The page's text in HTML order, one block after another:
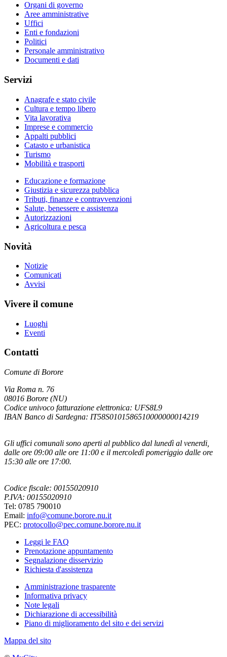
Organi di governo
Aree amministrative
Uffici
Enti e fondazioni
Politici
Personale amministrativo
Documenti e dati
Servizi
Anagrafe e stato civile
Cultura e tempo libero
Vita lavorativa
Imprese e commercio
Appalti pubblici
Catasto e urbanistica
Turismo
Mobilità e trasporti
Educazione e formazione
Giustizia e sicurezza pubblica
Tributi, finanze e contravvenzioni
Salute, benessere e assistenza
Autorizzazioni
Agricoltura e pesca
Novità
Notizie
Comunicati
Avvisi
Vivere il comune
Luoghi
Eventi
Contatti
Comune di Borore
Via Roma n. 76
08016 Borore (NU)
Codice univoco fatturazione elettronica: UFS8L9
IBAN Banco di Sardegna: IT58S0101586510000000014219
Gli uffici comunali sono aperti al pubblico dal lunedì al venerdi,
dalle ore 09:00 alle ore 11:00 e il mercoledì pomeriggio dalle ore
15:30 alle ore 17:00.
Codice fiscale: 00155020910
P.IVA: 00155020910
Tel: 0785 790010
Email: info@comune.borore.nu.it
PEC: protocollo@pec.comune.borore.nu.it
Leggi le FAQ
Prenotazione appuntamento
Segnalazione disservizio
Richiesta d'assistenza
Amministrazione trasparente
Informativa privacy
Note legali
Dichiarazione di accessibilità
Piano di miglioramento del sito e dei servizi
Mappa del sito